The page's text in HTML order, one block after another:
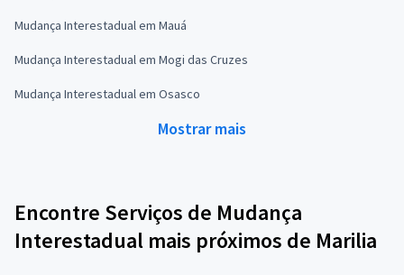
Mudança Interestadual em Mauá
Mudança Interestadual em Mogi das Cruzes
Mudança Interestadual em Osasco
Mostrar mais
Encontre Serviços de Mudança
Interestadual mais próximos de Marilia